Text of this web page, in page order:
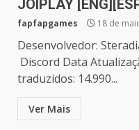
JOIPLAY
fapfapgames 18 de
Desenvolvedor:
Discord Data
traduzidos: 14.990...
Ver Mais